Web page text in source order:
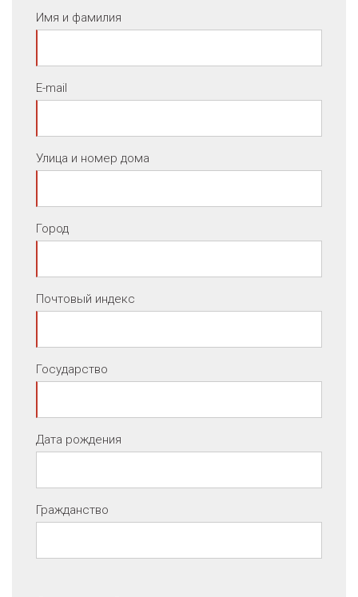
Имя и фамилия
E-mail
Улица и номер дома
Город
Почтовый индекс
Государство
Дата рождения
Гражданство